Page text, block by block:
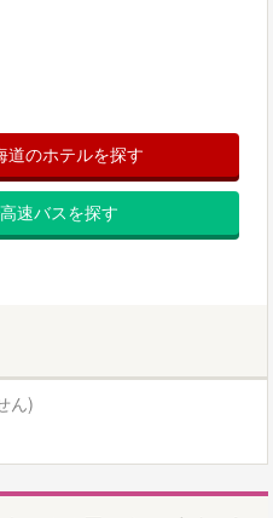
のホテルを探す
速バスを探す
ん)